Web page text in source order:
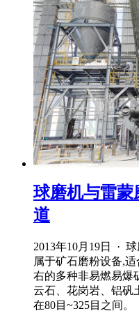
球磨机与雷蒙
道
2013年10月19日 ·
属于矿石磨粉设备,
右的多种非易燃易爆
云石、花岗岩、铝矾
在80目~325目之间。